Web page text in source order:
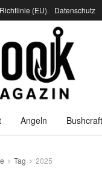
(EU) Datenschutz
Angeln Bushcraft
Tag 2025